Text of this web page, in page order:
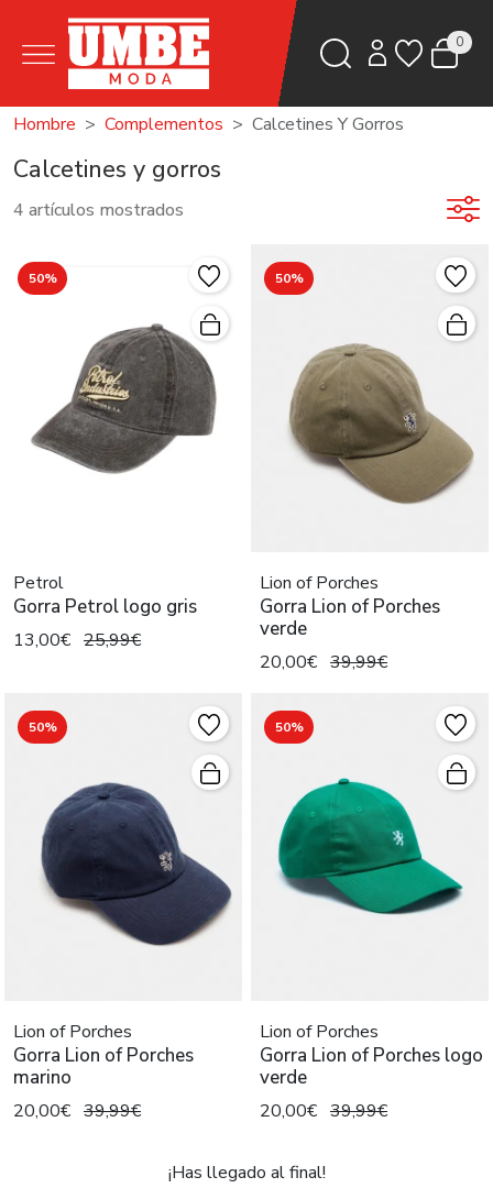
0
Hombre Complementos Calcetines Y Gorros
Calcetines y gorros
4 artículos mostrados
50%
Petrol
Gorra Petrol logo gris
13,00€ 25,99€
50%
Lion of Porches
Gorra Lion of Porches
verde
20,00€ 39,99€
50%
Lion of Porches
Gorra Lion of Porches
marino
20,00€ 39,99€
50%
Lion of Porches
Gorra Lion of Porches logo
verde
20,00€ 39,99€
¡Has llegado al final!